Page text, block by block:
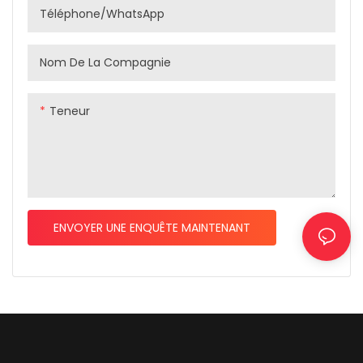
Téléphone/WhatsApp
Nom De La Compagnie
Teneur
ENVOYER UNE ENQUÊTE MAINTENANT
durable.